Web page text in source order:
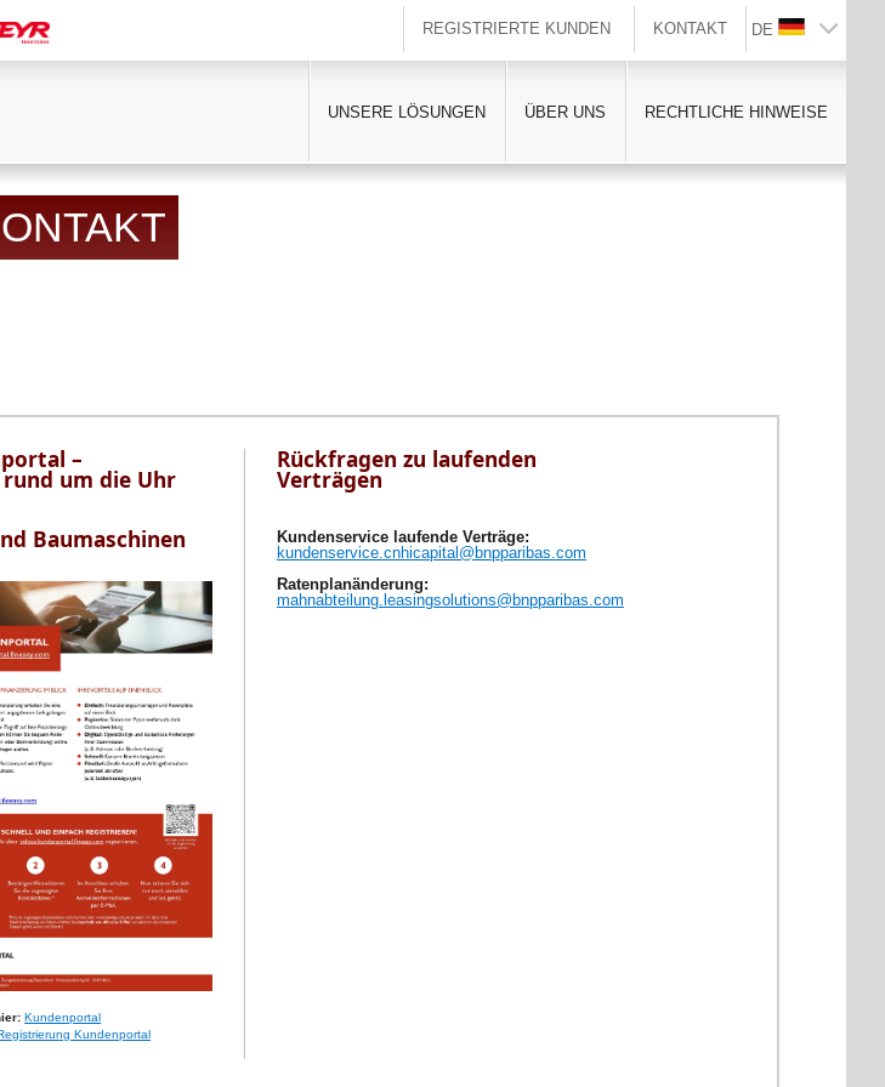
REGISTRIERTE KUNDEN KONTAKT DE
UNSERE LÖSUNGEN ÜBER UNS RECHTLICHE HINWEISE
–
rund um die Uhr
Baumaschinen
Kundenportal
Kundenportal
Rückfragen zu laufenden
Verträgen
Kundenservice laufende Verträge:
kundenservice.cnhicapital@bnpparibas.com
Ratenplanänderung:
mahnabteilung.leasingsolutions@bnpparibas.com